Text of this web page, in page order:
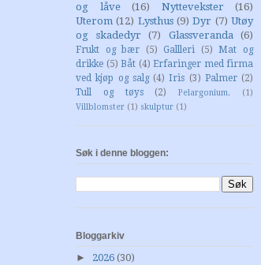
og låve
(16) Nyttevekster
(16)
Uterom (12) Lysthus (9) Dyr (7) Utøy
og skadedyr
(7) Glassveranda (6)
Frukt og bær (5) Gallleri (5)
Mat og
drikke (5) Båt (4) Erfaringer med firma
ved kjøp og salg (4) Iris (3) Palmer (2)
Tull og tøys
(2) Pelargonium.
(1)
Villblomster (1) skulptur (1)
Søk i denne bloggen:
Bloggarkiv
► 2026 (30)